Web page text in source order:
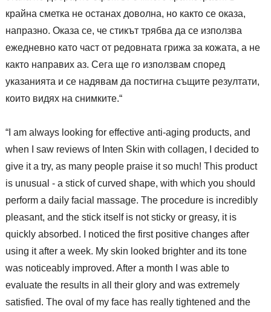
крайна сметка не останах доволна, но както се оказа,
напразно. Оказа се, че стикът трябва да се използва
ежедневно като част от редовната грижа за кожата, а не
както направих аз. Сега ще го използвам според
указанията и се надявам да постигна същите резултати,
които видях на снимките.“
“I am always looking for effective anti-aging products, and
when I saw reviews of Inten Skin with collagen, I decided to
give it a try, as many people praise it so much! This product
is unusual - a stick of curved shape, with which you should
perform a daily facial massage. The procedure is incredibly
pleasant, and the stick itself is not sticky or greasy, it is
quickly absorbed. I noticed the first positive changes after
using it after a week. My skin looked brighter and its tone
was noticeably improved. After a month I was able to
evaluate the results in all their glory and was extremely
satisfied. The oval of my face has really tightened and the